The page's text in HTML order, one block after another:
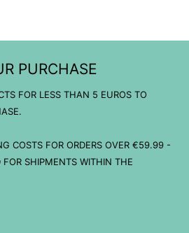
PURCHASE
FOR LESS THAN 5 EUROS TO
COSTS FOR ORDERS OVER €59.99 -
SHIPMENTS WITHIN THE